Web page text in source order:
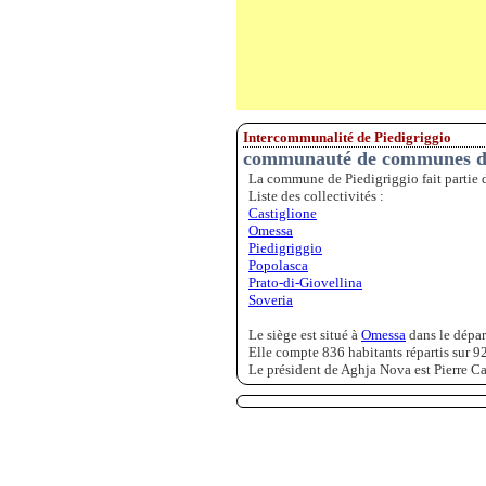
Intercommunalité de Piedigriggio
communauté de communes
La commune de Piedigriggio fait partie
Liste des collectivités :
Castiglione
Omessa
Piedigriggio
Popolasca
Prato-di-Giovellina
Soveria
Le siège est situé à Omessa dans le
Elle compte 836 habitants répartis sur
Le président de Aghja Nova est Pierre